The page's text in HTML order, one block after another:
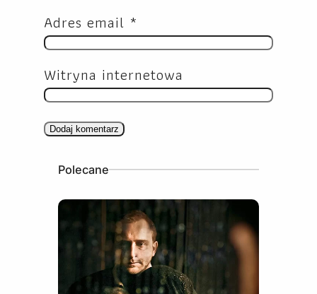
Adres email *
Witryna internetowa
Polecane